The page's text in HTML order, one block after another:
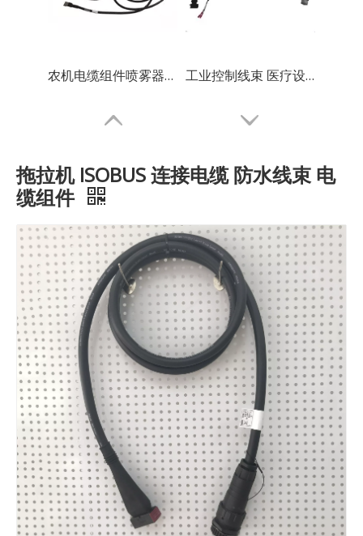
农机电缆组件喷雾器线束厂 工业控制线束 医疗设备线
工业线束定制电控电缆束 农业机械线束 农业设备电缆组件
拖拉机 ISOBUS 连接电缆 防水线束 电
缆组件